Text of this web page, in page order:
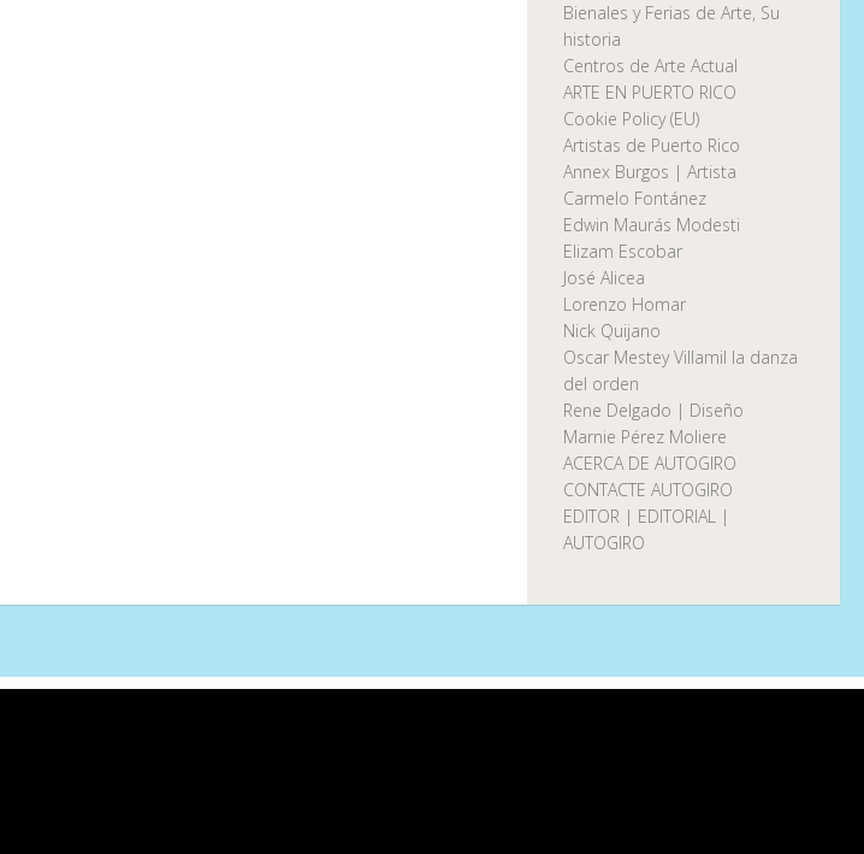
Bienales y Ferias de Arte, Su
historia
Centros de Arte Actual
ARTE EN PUERTO RICO
Cookie Policy (EU)
Artistas de Puerto Rico
Annex Burgos | Artista
Carmelo Fontánez
Edwin Maurás Modesti
Elizam Escobar
José Alicea
Lorenzo Homar
Nick Quijano
Oscar Mestey Villamil la danza
del orden
Rene Delgado | Diseño
Marnie Pérez Moliere
ACERCA DE AUTOGIRO
CONTACTE AUTOGIRO
EDITOR | EDITORIAL |
AUTOGIRO